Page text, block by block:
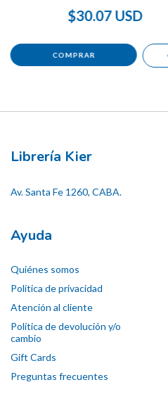
$30.07 USD
Librería Kier
Av. Santa Fe 1260, CABA.
Ayuda
Quiénes somos
Política de privacidad
Atención al cliente
Política de devolución y/o
cambio
Gift Cards
Preguntas frecuentes